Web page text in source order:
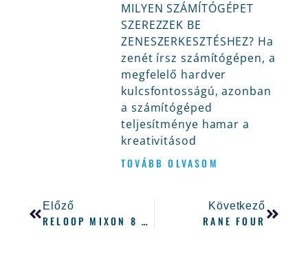
MILYEN SZÁMÍTÓGÉPET
SZEREZZEK BE
ZENESZERKESZTÉSHEZ? Ha
zenét írsz számítógépen, a
megfelelő hardver
kulcsfontosságú, azonban
a számítógéped
teljesítménye hamar a
kreativitásod
TOVÁBB OLVASOM
Előző
RELOOP MIXON 8 PRO BEMUTATÁS
Következő
RANE FOUR